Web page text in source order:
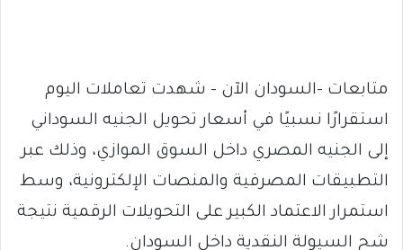
متابعات -السودان الآن – شهدت تعاملات اليوم
استقرارًا نسبيًا في أسعار تحويل الجنيه السوداني
إلى الجنيه المصري داخل السوق الموازي، وذلك عبر
التطبيقات المصرفية والمنصات الإلكترونية، وسط
استمرار الاعتماد الكبير على التحويلات الرقمية نتيجة
شح السيولة النقدية داخل السودان.